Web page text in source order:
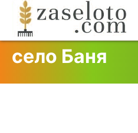
content
село Баня